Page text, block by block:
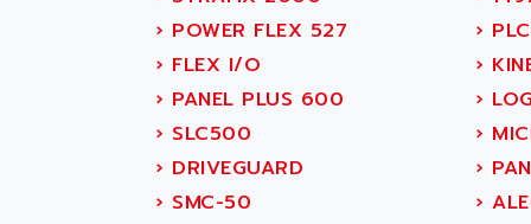
ABASK
ABB
ABB AS ROBOTIC
ABB REPAIR DEPT
ABB ROBOTICS
ABC VISION
› POWER FLEX 527 ›
› FLEX I/O ›
› PANEL PLUS 600 ›
› SLC500 ›
› DRIVEGUARD ›
› SMC-50 ›